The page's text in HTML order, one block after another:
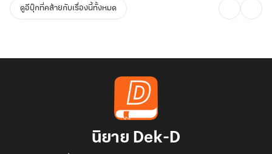
ดูอีบุ๊กที่คล้ายกับเรื่องนี้ทั้งหมด
นิยาย Dek-D